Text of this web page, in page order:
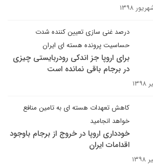
درصد غنی سازی تعیین کننده شدت
حساسیت پرونده هسته ای ایران
برای اروپا جز اندکی رودربایستی چیزی
در برجام باقی نمانده است
کاهش تعهدات هسته ای به تامین منافع
خواهد انجامید
خودداری اروپا در خروج از برجام باوجود
اقدامات ایران